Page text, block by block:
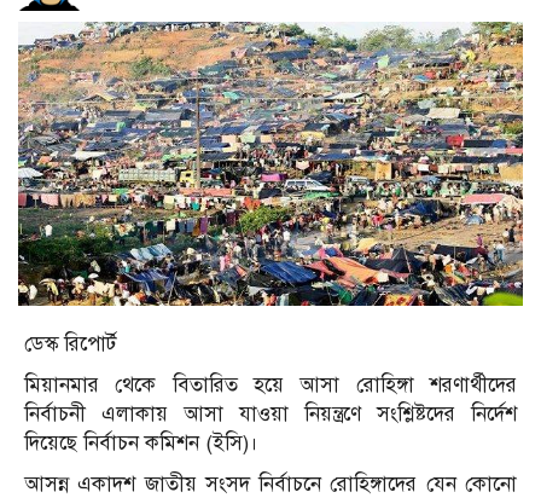
ডেস্ক রিপোর্ট
মিয়ানমার থেকে বিতারিত হয়ে আসা রোহিঙ্গা শরণার্থীদের
নির্বাচনী এলাকায় আসা যাওয়া নিয়ন্ত্রণে সংশ্লিষ্টদের নির্দেশ
দিয়েছে নির্বাচন কমিশন (ইসি)।
আসন্ন একাদশ জাতীয় সংসদ নির্বাচনে রোহিঙ্গাদের যেন কোনো